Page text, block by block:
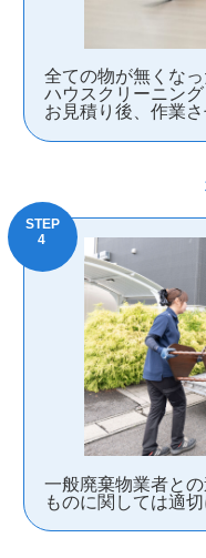
全ての物が無くな
ハウスクリーニン
お見積り後、作業さ
一般廃棄物業者と
ものに関しては適